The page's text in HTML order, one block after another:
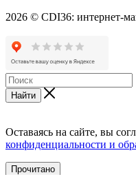
2026 © CDI36: интернет-
Найти
Оставаясь на сайте, вы
конфиденциальности и
Прочитано